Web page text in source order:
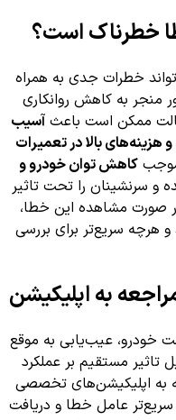
خطرناک است؟
خطرات جدی به همراه
منجر به کاهش روانکاری
ممکن است باعث آسیب
بالا در تعمیرات
کاهش توان خودرو و
و سرنشینان را تحت تاثیر
صورت مشاهده این خطا،
و هرچه سریع‌تر برای بررسی
به اپلیکیشن
خودرو، عیب‌یابی به موقع
تاثیر مستقیم بر عملکرد
به اپلیکیشن‌های تخصصی
عامل خطا و دریافت